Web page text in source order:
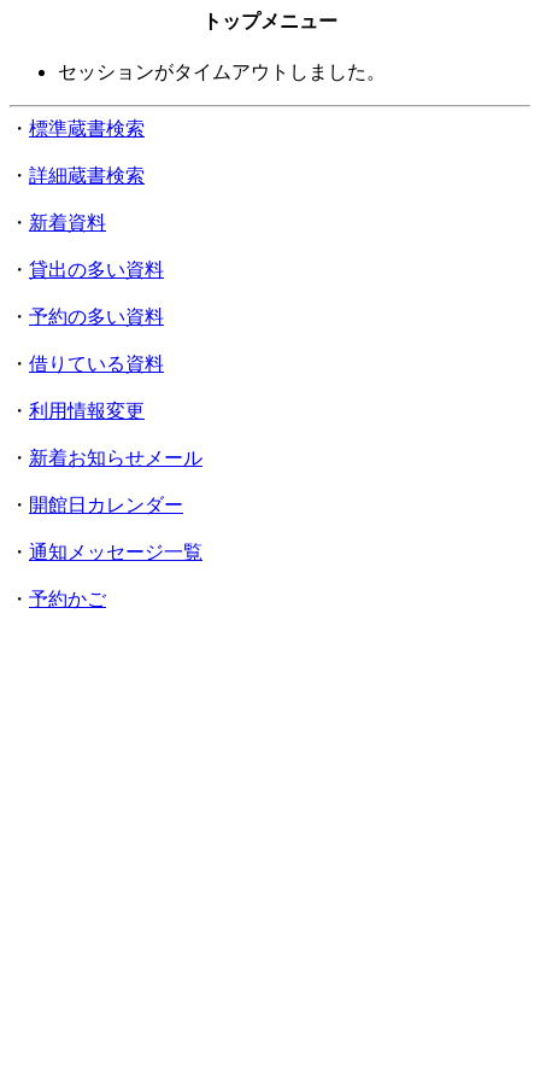
トップメニュー
セッションがタイムアウトしました。
・ 標準蔵書検索
・ 詳細蔵書検索
・ 新着資料
・ 貸出の多い資料
・ 予約の多い資料
・ 借りている資料
・ 利用情報変更
・ 新着お知らせメール
・ 開館日カレンダー
・ 通知メッセージ一覧
・ 予約かご